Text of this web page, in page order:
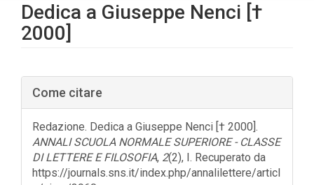
Dedica a Giuseppe Nenci [†
2000]
Barra
laterale
dell'articolo
Come citare
Redazione. Dedica a Giuseppe Nenci [† 2000].
ANNALI SCUOLA NORMALE SUPERIORE - CLASSE
DI LETTERE E FILOSOFIA, 2(2), I. Recuperato da
https://journals.sns.it/index.php/annalilettere/articl